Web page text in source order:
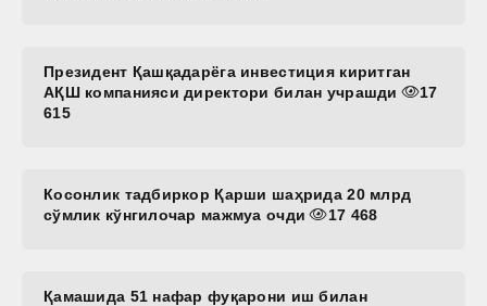
Президент Қашқадарёга инвестиция киритган
АҚШ компанияси директори билан учрашди
17
615
Косонлик тадбиркор Қарши шаҳрида 20 млрд
сўмлик кўнгилочар мажмуа очди
17 468
Қамашида 51 нафар фуқарони иш билан